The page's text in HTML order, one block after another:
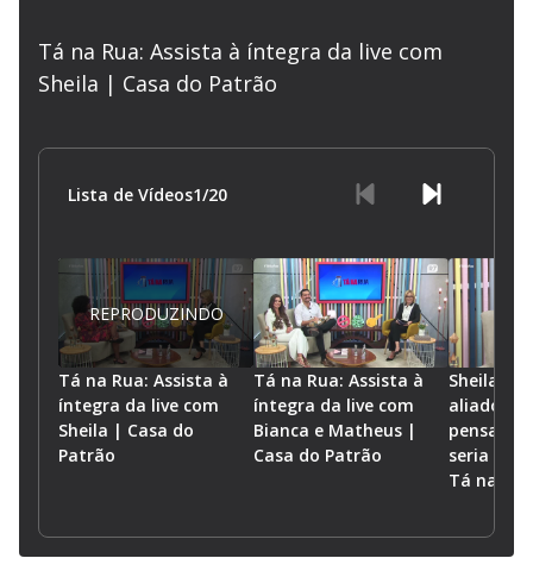
Tá na Rua: Assista à íntegra da live com
Sheila | Casa do Patrão
Lista de Vídeos1/20
REPRODUZINDO
Tá na Rua: Assista à
íntegra da live com
Sheila | Casa do
Patrão
Tá na Rua: Assista à
íntegra da live com
Bianca e Matheus |
Casa do Patrão
Sheila
aliados e
pensado
seria o
Tá na Rua